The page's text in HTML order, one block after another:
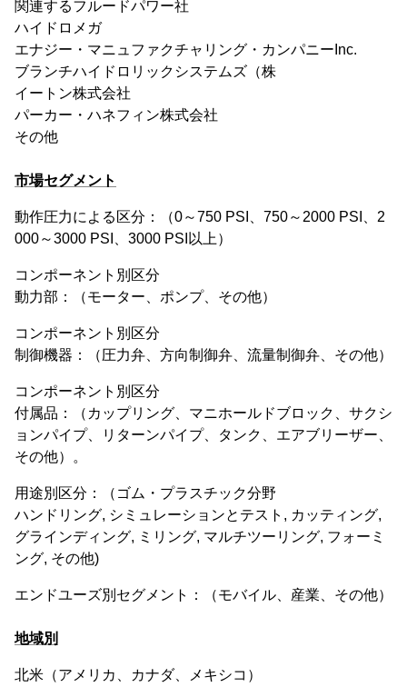
関連するフルードパワー社
ハイドロメガ
エナジー・マニュファクチャリング・カンパニーInc.
ブランチハイドロリックシステムズ（株
イートン株式会社
パーカー・ハネフィン株式会社
その他
市場セグメント
動作圧力による区分：（0～750 PSI、750～2000 PSI、2
000～3000 PSI、3000 PSI以上）
コンポーネント別区分
動力部：（モーター、ポンプ、その他）
コンポーネント別区分
制御機器：（圧力弁、方向制御弁、流量制御弁、その他）
コンポーネント別区分
付属品：（カップリング、マニホールドブロック、サクシ
ョンパイプ、リターンパイプ、タンク、エアブリーザー、
その他）。
用途別区分：（ゴム・プラスチック分野
ハンドリング, シミュレーションとテスト, カッティング,
グラインディング, ミリング, マルチツーリング, フォーミ
ング, その他)
エンドユーズ別セグメント：（モバイル、産業、その他）
地域別
北米（アメリカ、カナダ、メキシコ）